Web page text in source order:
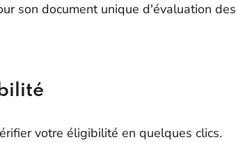
son document unique d'évaluation des
votre éligibilité en quelques clics.